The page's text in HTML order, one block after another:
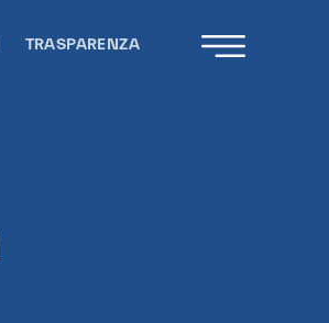
TRASPARENZA